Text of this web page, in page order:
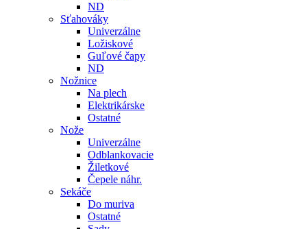
ND
Sťahováky
Univerzálne
Ložiskové
Guľové čapy
ND
Nožnice
Na plech
Elektrikárske
Ostatné
Nože
Univerzálne
Odblankovacie
Žiletkové
Čepele náhr.
Sekáče
Do muriva
Ostatné